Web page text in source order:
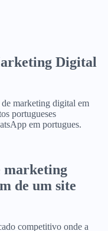
Digital
de marketing digital em
portugueses
em portugues.
marketing
de um site
competitivo onde a